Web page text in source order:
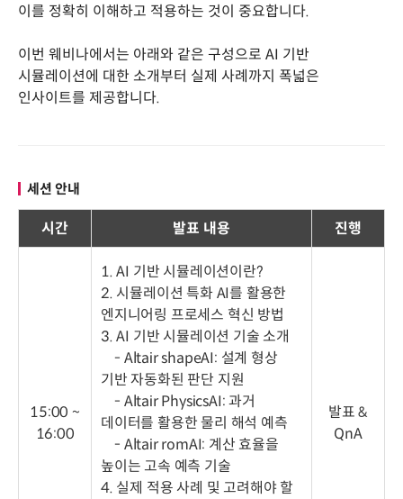
이를 정확히 이해하고 적용하는 것이 중요합니다.
이번 웨비나에서는 아래와 같은 구성으로 AI 기반
시뮬레이션에 대한 소개부터 실제 사례까지 폭넓은
인사이트를 제공합니다.
세션 안내
시간 발표 내용 진행
15:00 ~
16:00
1. AI 기반 시뮬레이션이란?
2. 시뮬레이션 특화 AI를 활용한
엔지니어링 프로세스 혁신 방법
3. AI 기반 시뮬레이션 기술 소개
- Altair shapeAI: 설계 형상
기반 자동화된 판단 지원
- Altair PhysicsAI: 과거
데이터를 활용한 물리 해석 예측
- Altair romAI: 계산 효율을
높이는 고속 예측 기술
4. 실제 적용 사례 및 고려해야 할
발표 &
QnA